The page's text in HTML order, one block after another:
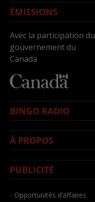
ÉMISSIONS
Avec la participation du
gouvernement du
Canada
BINGO RADIO
À PROPOS
PUBLICITÉ
- Opportunités d’affaires